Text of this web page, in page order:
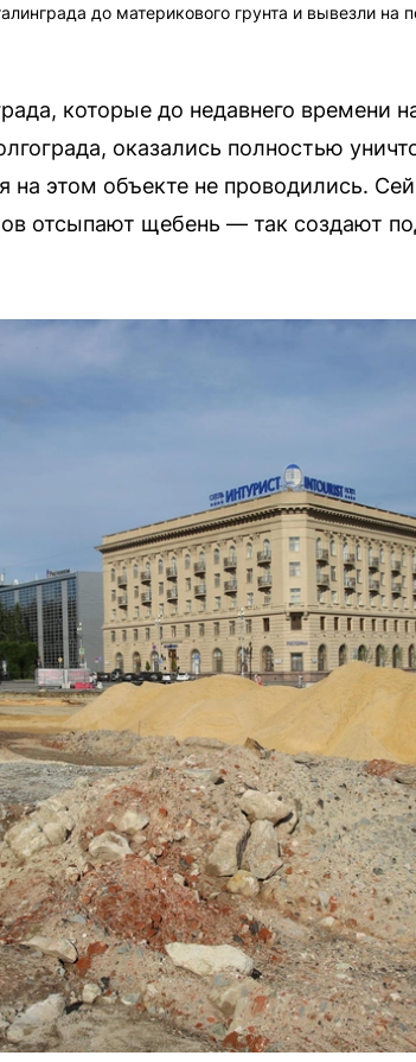
до материкового грунта и вывезли на
которые до недавнего времени
оказались полностью
на этом объекте не проводились.
отсыпают щебень — так создают